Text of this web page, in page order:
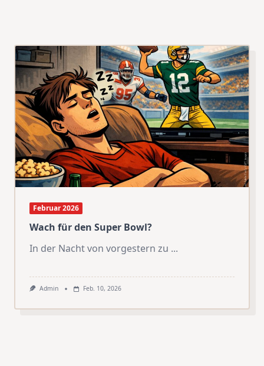
Februar 2026
Wach für den Super Bowl?
In der Nacht von vorgestern zu ...
Admin Feb. 10, 2026